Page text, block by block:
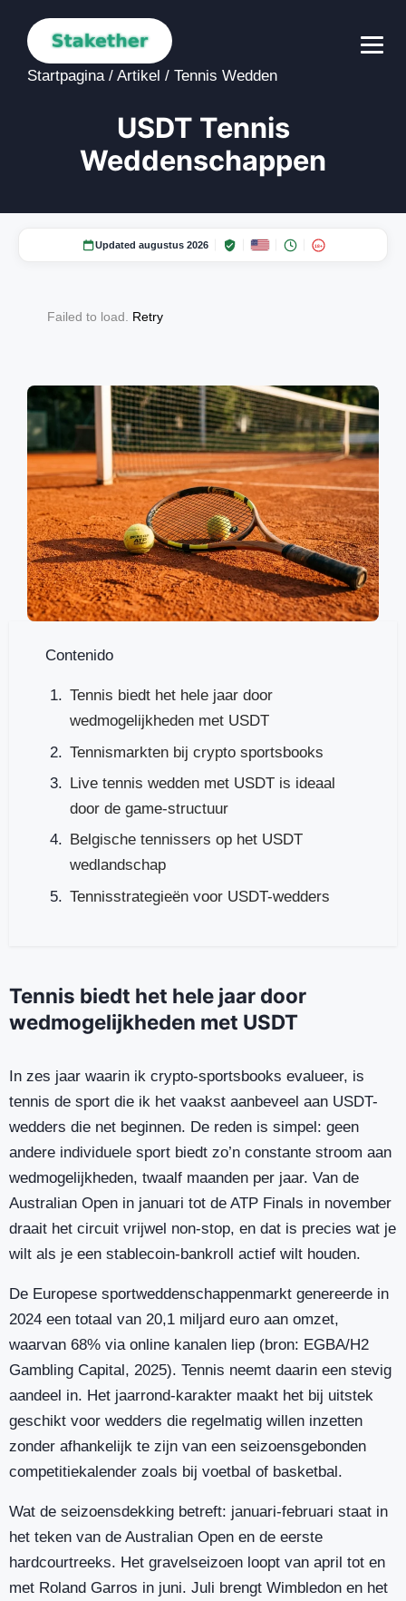
Startpagina / Artikel / Tennis Wedden
USDT Tennis
Weddenschappen
Updated augustus 2026 18+
Failed to load. Retry
Contenido
Tennis biedt het hele jaar door
wedmogelijkheden met USDT
Tennismarkten bij crypto sportsbooks
Live tennis wedden met USDT is ideaal
door de game-structuur
Belgische tennissers op het USDT
wedlandschap
Tennisstrategieën voor USDT-wedders
Tennis biedt het hele jaar door
wedmogelijkheden met USDT
In zes jaar waarin ik crypto-sportsbooks evalueer, is
tennis de sport die ik het vaakst aanbeveel aan USDT-
wedders die net beginnen. De reden is simpel: geen
andere individuele sport biedt zo’n constante stroom aan
wedmogelijkheden, twaalf maanden per jaar. Van de
Australian Open in januari tot de ATP Finals in november
draait het circuit vrijwel non-stop, en dat is precies wat je
wilt als je een stablecoin-bankroll actief wilt houden.
De Europese sportweddenschappenmarkt genereerde in
2024 een totaal van 20,1 miljard euro aan omzet,
waarvan 68% via online kanalen liep (bron: EGBA/H2
Gambling Capital, 2025). Tennis neemt daarin een stevig
aandeel in. Het jaarrond-karakter maakt het bij uitstek
geschikt voor wedders die regelmatig willen inzetten
zonder afhankelijk te zijn van een seizoensgebonden
competitiekalender zoals bij voetbal of basketbal.
Wat de seizoensdekking betreft: januari-februari staat in
het teken van de Australian Open en de eerste
hardcourtreeks. Het gravelseizoen loopt van april tot en
met Roland Garros in juni. Juli brengt Wimbledon en het